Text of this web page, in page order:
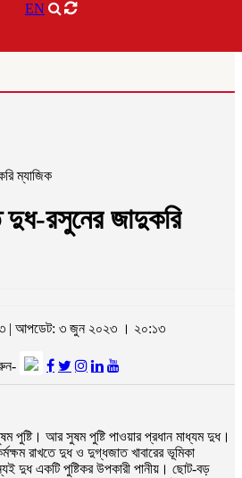
EN
ম্যাজিক
দুধ-রসুনের জাদুকরি
| আপডেট: ৩ জুন ২০২৩ । ২০:১৩
পুষ্টি। আর সুষম পুষ্টি পাওয়ার প্রধান মাধ্যম দুধ।
রাখতে দুধ ও দুগ্ধজাত খাবারের ভূমিকা
দুধ একটি পুষ্টিকর উপকারী পানীয়। ছোট-বড়